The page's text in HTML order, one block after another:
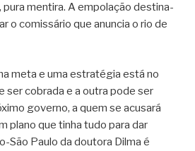
mentira. A empolação destina-
o comissário que anuncia o rio de
meta e uma estratégia está no
ser cobrada e a outra pode ser
governo, a quem se acusará
plano que tinha tudo para dar
São Paulo da doutora Dilma é